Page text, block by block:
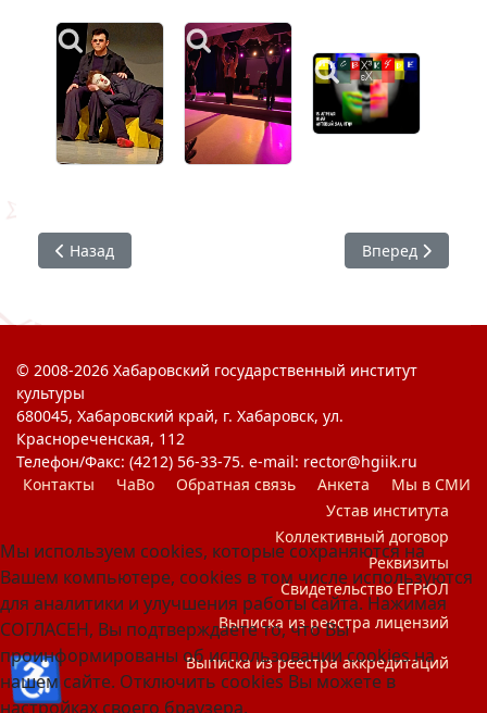
Предыдущий: #РиАМ : Двадцать лет спустя ...
Назад Следующий:
Вперед
© 2008-2026 Хабаровский государственный институт
культуры
680045, Хабаровский край, г. Хабаровск, ул.
Краснореченская, 112
Телефон/Факс: (4212) 56-33-75. e-mail: rector@hgiik.ru
Контакты
ЧаВо Обратная связь Анкета
Мы в СМИ
Устав института
Коллективный договор
Реквизиты
Свидетельство ЕГРЮЛ
Выписка из реестра лицензий
Выписка из реестра аккредитаций
Мы используем cookies, которые сохраняются на
Вашем компьютере, cookies в том числе используются
для аналитики и улучшения работы сайта. Нажимая
СОГЛАСЕН, Вы подтверждаете то, что Вы
проинформированы об использовании cookies на
нашем сайте. Отключить cookies Вы можете в
настройках своего браузера.